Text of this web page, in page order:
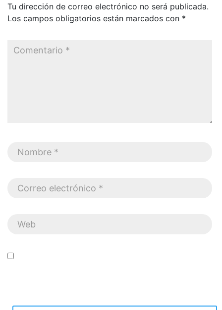
Tu dirección de correo electrónico no será publicada.
Los campos obligatorios están marcados con *